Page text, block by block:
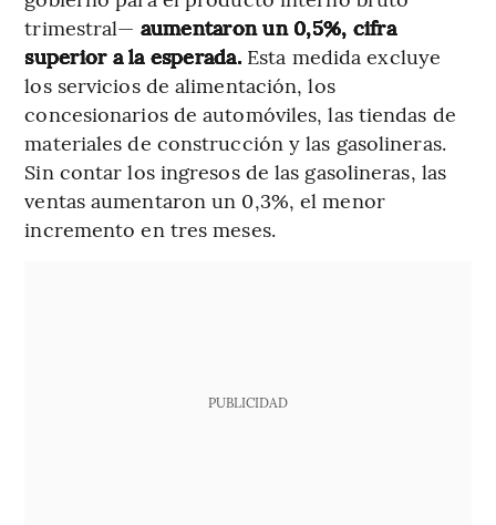
trimestral— aumentaron un 0,5%, cifra
superior a la esperada. Esta medida excluye
los servicios de alimentación, los
concesionarios de automóviles, las tiendas de
materiales de construcción y las gasolineras.
Sin contar los ingresos de las gasolineras, las
ventas aumentaron un 0,3%, el menor
incremento en tres meses.
PUBLICIDAD